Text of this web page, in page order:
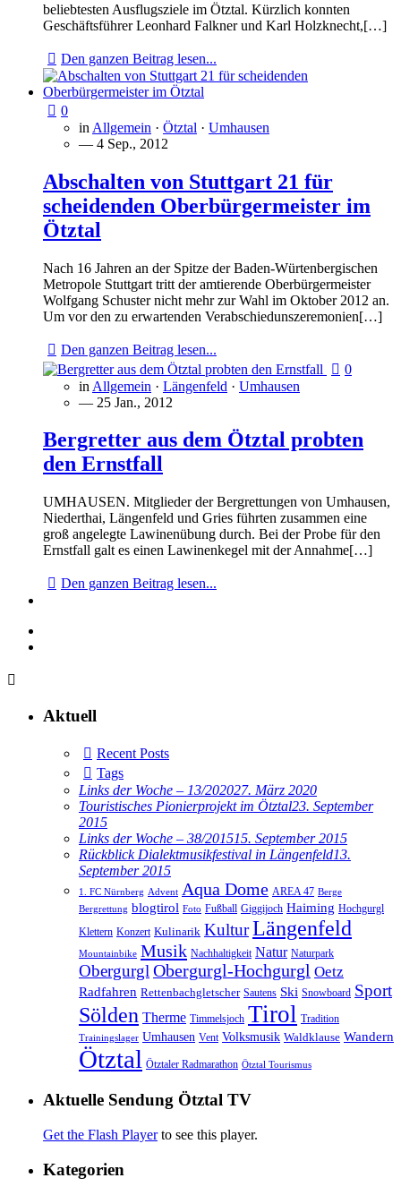
beliebtesten Ausflugsziele im Ötztal. Kürzlich konnten
Geschäftsführer Leonhard Falkner und Karl Holzknecht,[…]
Den ganzen Beitrag lesen...
0
in Allgemein · Ötztal · Umhausen
— 4 Sep., 2012
Abschalten von Stuttgart 21 für
scheidenden Oberbürgermeister im
Ötztal
Nach 16 Jahren an der Spitze der Baden-Würtenbergischen
Metropole Stuttgart tritt der amtierende Oberbürgermeister
Wolfgang Schuster nicht mehr zur Wahl im Oktober 2012 an.
Um vor den zu erwartenden Verabschiedunszeremonien[…]
Den ganzen Beitrag lesen...
0
in Allgemein · Längenfeld · Umhausen
— 25 Jan., 2012
Bergretter aus dem Ötztal probten
den Ernstfall
UMHAUSEN. Mitglieder der Bergrettungen von Umhausen,
Niederthai, Längenfeld und Gries führten zusammen eine
groß angelegte Lawinenübung durch. Bei der Probe für den
Ernstfall galt es einen Lawinenkegel mit der Annahme[…]
Den ganzen Beitrag lesen...
Aktuell
Recent Posts
Tags
Links der Woche – 13/202027. März 2020
Touristisches Pionierprojekt im Ötztal23. September
2015
Links der Woche – 38/201515. September 2015
Rückblick Dialektmusikfestival in Längenfeld13.
September 2015
1. FC Nürnberg Advent Aqua Dome AREA 47 Berge
Bergrettung blogtirol Foto Fußball Giggijoch Haiming Hochgurgl
Klettern Konzert Kulinarik KulturLängenfeld
Mountainbike Musik Nachhaltigkeit Natur Naturpark
Obergurgl Obergurgl-Hochgurgl Oetz
Radfahren Rettenbachgletscher Sautens Ski Snowboard Sport
Sölden Therme Timmelsjoch Tirol Tradition
Trainingslager Umhausen Vent Volksmusik Waldklause Wandern
Ötztal Ötztaler Radmarathon Ötztal Tourismus
Aktuelle Sendung Ötztal TV
Get the Flash Playerto see this player.
Kategorien